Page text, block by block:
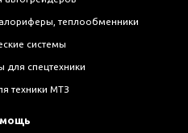
теплообменники
системы
для спецтехники
техники МТЗ